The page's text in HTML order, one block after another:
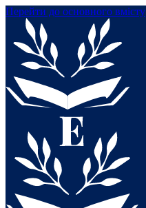
Перейти до основного вмісту